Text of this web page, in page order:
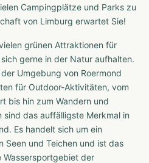
Campingplätze und Parks zu
von Limburg erwartet Sie!
grünen Attraktionen für
gerne in der Natur aufhalten.
Umgebung von Roermond
für Outdoor-Aktivitäten, vom
bis hin zum Wandern und
sind das auffälligste Merkmal in
Es handelt sich um ein
Seen und Teichen und ist das
der